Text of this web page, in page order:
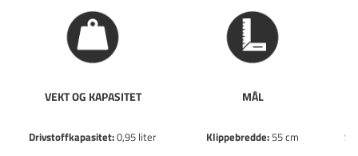
VEKT OG KAPASITET MÅL
Drivstoffkapasitet:0,95 liter
Klippebredde: 55 cm